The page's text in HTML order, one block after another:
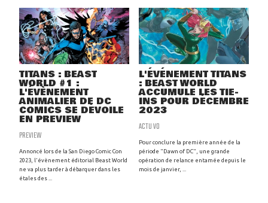
TITANS : BEAST
WORLD #1 :
L'ÉVÈNEMENT
ANIMALIER DE DC
COMICS SE DÉVOILE
EN PREVIEW
PREVIEW
Annoncé lors de la San Diego Comic Con
2023, l'évènement éditorial Beast World
ne va plus tarder à débarquer dans les
étales des ...
L'ÉVÉNEMENT TITANS
: BEAST WORLD
ACCUMULE LES TIE-
INS POUR DÉCEMBRE
2023
ACTU VO
Pour conclure la première année de la
période "Dawn of DC", une grande
opération de relance entamée depuis le
mois de janvier, ...